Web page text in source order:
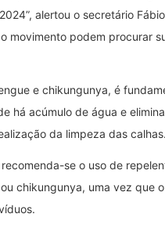
alertou o secretário
movimento podem procurar
e chikungunya, é
há acúmulo de água e
da limpeza das calhas.
se o uso de
chikungunya, uma vez que